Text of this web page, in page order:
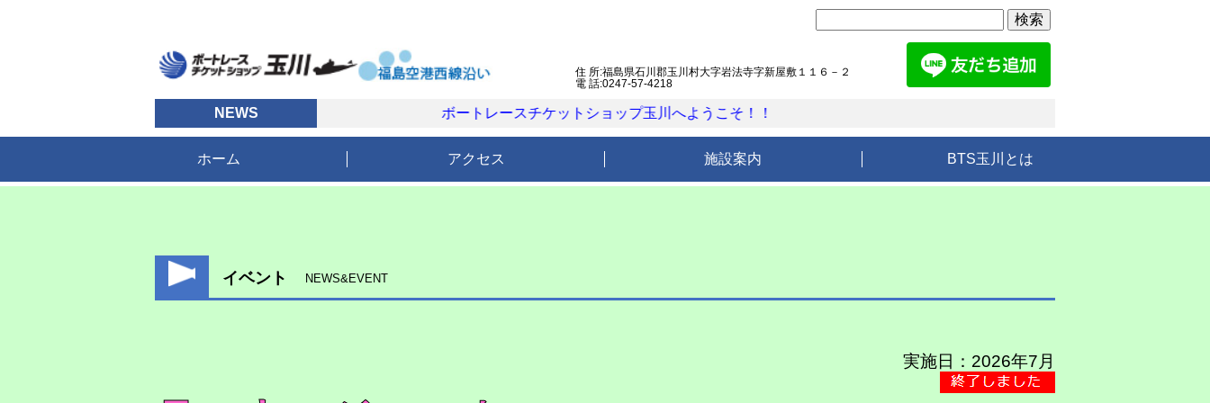
索:
住 所:福島県石川郡玉川村大字岩法寺字新屋敷１１６－２
電 話:0247-57-4218
NEWS ボートレースチケットショップ玉川へようこそ！！
ホーム アクセス 施設案内 BTS玉川とは
イベント NEWS&EVENT
実施日：2026年7月